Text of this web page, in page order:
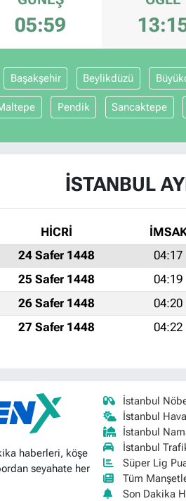
05:59
Başakşehir Beylikdüzü
Pendik Sancaktepe
İSTANBUL
HİCRİ
24 Safer 1448 04:17
25 Safer 1448 04:19
26 Safer 1448 04:20
27 Safer 1448 04:22
haberleri, köşe
seyahate her
İstanbul
İstanbul
İstanbul
İstanbul
Süper Lig
Tüm
Son Dakika